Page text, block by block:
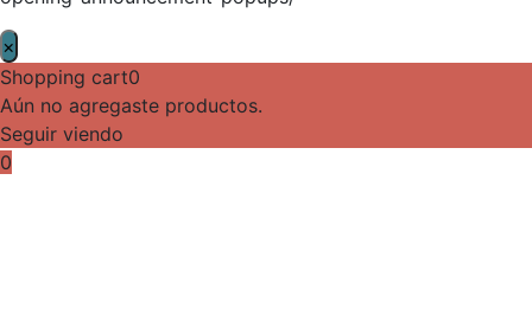
×
Shopping cart0
Aún no agregaste productos.
Seguir viendo
0